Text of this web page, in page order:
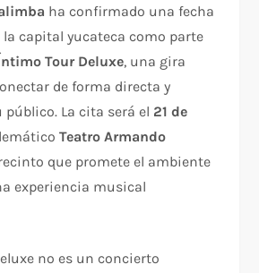
ha confirmado una fecha
la capital yucateca como parte
Tour Deluxe, una gira
de forma directa y
La cita será el 21 de
Teatro Armando
que promete el ambiente
experiencia musical
no es un concierto